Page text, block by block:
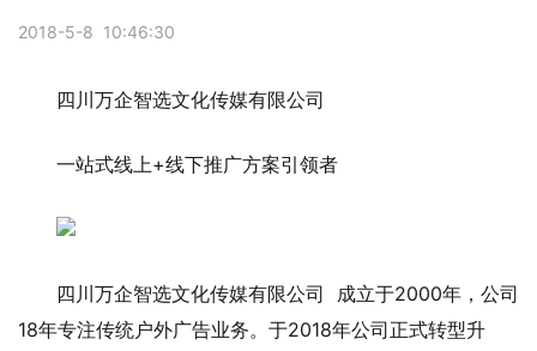
2018-5-8 10:46:30
四川万企智选文化传媒有限公司
一站式线上+线下推广方案引领者
四川万企智选文化传媒有限公司 成立于2000年，公司
18年专注传统户外广告业务。于2018年公司正式转型升